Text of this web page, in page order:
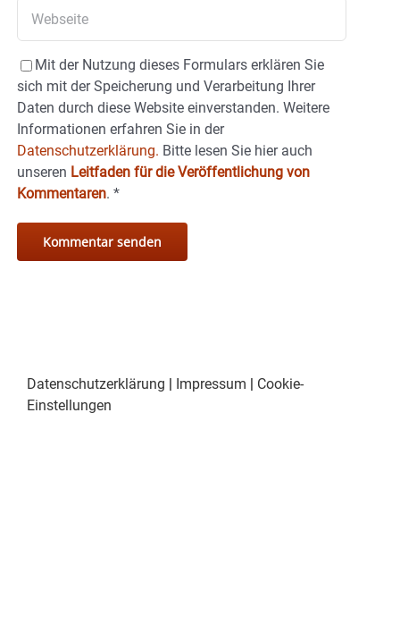
Mit der Nutzung dieses Formulars erklären Sie
sich mit der Speicherung und Verarbeitung Ihrer
Daten durch diese Website einverstanden. Weitere
Informationen erfahren Sie in der
Datenschutzerklärung. Bitte lesen Sie hier auch
unseren Leitfaden für die Veröffentlichung von
Kommentaren. *
Datenschutzerklärung | Impressum | Cookie-
Einstellungen